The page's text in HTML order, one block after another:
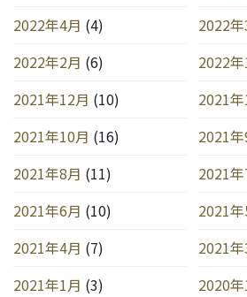
2022年4月 (4) 2022
2022年2月 (6) 2022
2021年12月 (10) 2021
2021年10月 (16) 2021
2021年8月 (11) 2021
2021年6月 (10) 2021
2021年4月 (7) 2021
2021年1月 (3) 2020